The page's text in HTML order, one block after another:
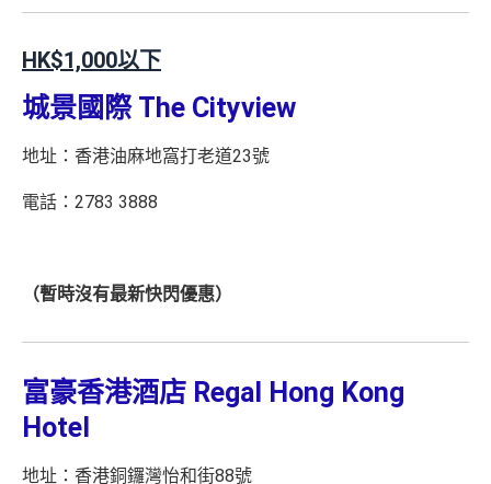
HK$1,000以下
城景國際 The Cityview
地址：香港油麻地窩打老道23號
電話：2783 3888
（暫時沒有最新快閃優惠）
富豪香港酒店 Regal Hong Kong
Hotel
地址：香港銅鑼灣怡和街88號